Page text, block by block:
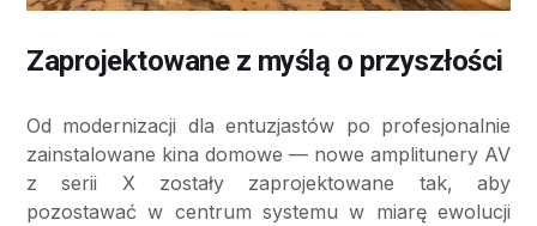
Zaprojektowane z myślą o przyszłości
Od modernizacji dla entuzjastów po profesjonalnie
zainstalowane kina domowe — nowe amplitunery AV
z serii X zostały zaprojektowane tak, aby
pozostawać w centrum systemu w miarę ewolucji